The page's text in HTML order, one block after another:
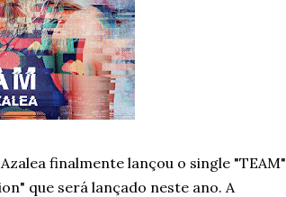
finalmente lançou o single "TEAM"
que será lançado neste ano. A